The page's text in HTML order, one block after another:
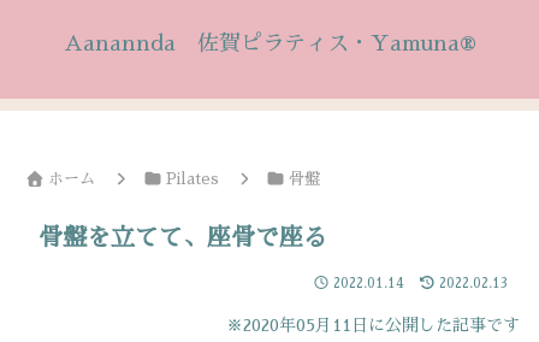
Aanannda 佐賀ピラティス・Yamuna®
ホーム Pilates 骨盤
骨盤を立てて、座骨で座る
2022.01.14 2022.02.13
※2020年05月11日に公開した記事です